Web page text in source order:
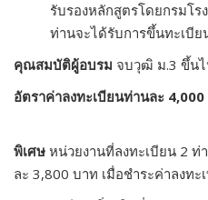
รับรองหลักสูตรโดยกรมโ
ท่านจะได้รับการขึ้นทะเบีย
คุณสมบัติผู้อบรม จบวุฒิ ม.3 ขึ้น
อัตราค่าลงทะเบียนท่านละ
พิเศษ หน่วยงานที่ลงทะเบียน 2
ละ 3,800 บาท เมื่อชำระค่าลงท